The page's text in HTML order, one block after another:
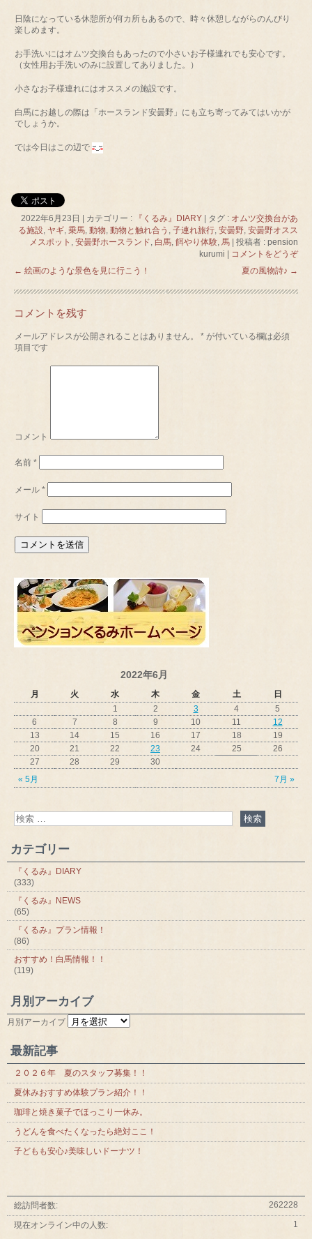
日陰になっている休憩所が何カ所もあるので、時々休憩しながらのんびり
楽しめます。
お手洗いにはオムツ交換台もあったので小さいお子様連れでも安心です。
（女性用お手洗いのみに設置してありました。）
小さなお子様連れにはオススメの施設です。
白馬にお越しの際は「ホースランド安曇野」にも立ち寄ってみてはいかが
でしょうか。
では今日はこの辺で
2022年6月23日 カテゴリー : 『くるみ』DIARY タグ : オムツ交換台があ
る施設, ヤギ, 乗馬, 動物, 動物と触れ合う , 子連れ旅行, 安曇野, 安曇野オスス
メスポット , 安曇野ホースランド, 白馬, 餌やり体験, 馬
投稿者 : pension
kurumi
コメントをどうぞ
← 絵画のような景色を見に行こう！ 夏の風物詩♪ →
コメントを残す
メールアドレスが公開されることはありません。 * が付いている欄は必須
項目です
コメント
名前*
メール*
サイト
2022年6月
月 火 水 木 金 土 日
« 5月 7月 »
1 2 3 4
5
6
7 8 9 10 11
12
13
14 15 16 17 18
19
20
21 22 23 24 25
26
27
28 29 30
カテゴリー
『くるみ』DIARY
(333)
『くるみ』NEWS
(65)
『くるみ』プラン情報！
(86)
おすすめ！白馬情報！！
(119)
月別アーカイブ
月別アーカイブ
最新記事
２０２６年 夏のスタッフ募集！！
夏休みおすすめ体験プラン紹介！！
珈琲と焼き菓子でほっこり一休み。
うどんを食べたくなったら絶対ここ！
子どもも安心♪美味しいドーナツ！
262228
総訪問者数:
1
現在オンライン中の人数: